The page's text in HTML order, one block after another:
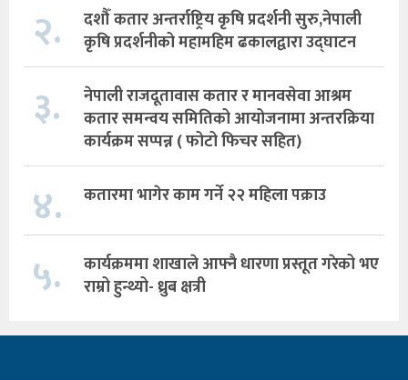
२.
दशौँ कतार अन्तर्राष्ट्रिय कृषि प्रदर्शनी सुरु,नेपाली
कृषि प्रदर्शनीको महामहिम ढकालद्वारा उद्घाटन
३.
नेपाली राजदूतावास कतार र मानवसेवा आश्रम
कतार समन्वय समितिको आयोजनामा अन्तरक्रिया
कार्यक्रम सप्पन्न ( फोटो फिचर सहित)
४. कतारमा भागेर काम गर्ने २२ महिला पक्राउ
५.
कार्यक्रममा शाखाले आफ्नै धारणा प्रस्तूत गरेको भए
राम्रो हुन्थ्यो- ध्रुब क्षत्री